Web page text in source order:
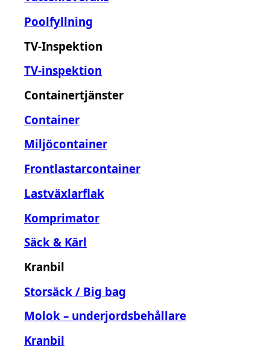
Poolfyllning
TV-Inspektion
TV-inspektion
Containertjänster
Container
Miljöcontainer
Frontlastarcontainer
Lastväxlarflak
Komprimator
Säck & Kärl
Kranbil
Storsäck / Big bag
Molok – underjordsbehållare
Kranbil